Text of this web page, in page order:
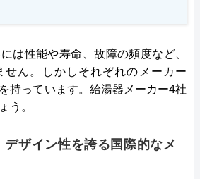
は性能や寿命、故障の頻度など、
せん。しかしそれぞれのメーカー
持っています。給湯器メーカー4社
う。
デザイン性を誇る国際的なメ